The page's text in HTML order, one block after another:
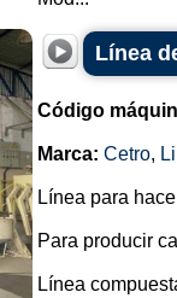
Línea
Código
Marca: Cetro,
Línea para
Para producir
Línea